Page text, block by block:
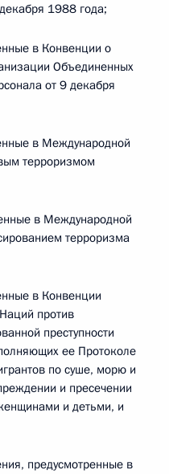
1988 года;
в Конвенции о
Объединенных
от 9 декабря
в Международной
терроризмом
в Международной
терроризма
в Конвенции
против
преступности
ее Протоколе
по суше, морю и
и пресечении
и детьми, и
предусмотренные в